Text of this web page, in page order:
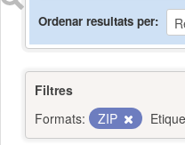
Ordenar resultats per
Filtres
Formats:
ZIP